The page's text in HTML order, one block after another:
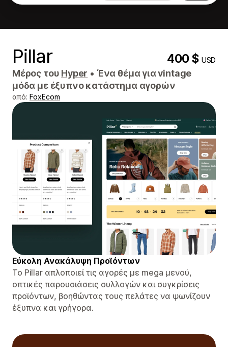
Pillar 400 $USD
Μέρος του Hyper • Ένα θέμα για vintage
μόδα με έξυπνο κατάστημα αγορών
από: FoxEcom
Εύκολη Ανακάλυψη Προϊόντων
Το Pillar απλοποιεί τις αγορές με mega μενού,
οπτικές παρουσιάσεις συλλογών και συγκρίσεις
προϊόντων, βοηθώντας τους πελάτες να ψωνίζουν
έξυπνα και γρήγορα.